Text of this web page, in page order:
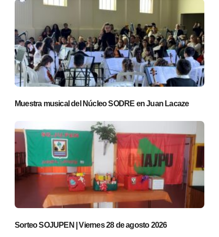
Muestra musical del Núcleo SODRE en Juan Lacaze
Sorteo SOJUPEN | Viernes 28 de agosto 2026